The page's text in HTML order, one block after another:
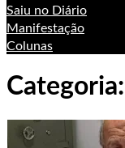
Saiu no Diário
Manifestação
Colunas
Categoria: